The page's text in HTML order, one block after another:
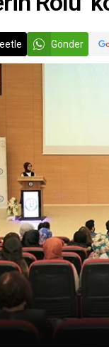
Gönder